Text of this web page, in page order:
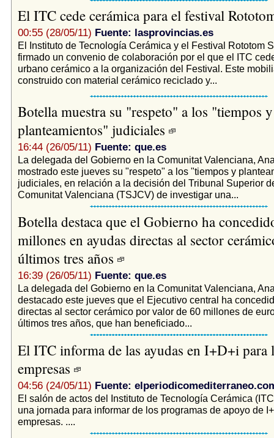
El ITC cede cerámica para el festival
00:55 (28/05/11) Fuente: lasprovincias.es
El Instituto de Tecnología Cerámica y el Festival Rototom
firmado un convenio de colaboración por el que el ITC
urbano cerámico a la organización del Festival. Este
construido con material cerámico reciclado y...
Botella muestra su "respeto" a los "tiempos y
planteamientos" judiciales
16:44 (26/05/11) Fuente: que.es
La delegada del Gobierno en la Comunitat Valenciana,
mostrado este jueves su "respeto" a los "tiempos y
judiciales, en relación a la decisión del Tribunal Superior
Comunitat Valenciana (TSJCV) de investigar una...
Botella destaca que el Gobierno ha
millones en ayudas directas al sector
últimos tres años
16:39 (26/05/11) Fuente: que.es
La delegada del Gobierno en la Comunitat Valenciana,
destacado este jueves que el Ejecutivo central ha
directas al sector cerámico por valor de 60 millones de
últimos tres años, que han beneficiado...
El ITC informa de las ayudas en I+D+i para
empresas
04:56 (24/05/11) Fuente:
El salón de actos del Instituto de Tecnología Cerámica
una jornada para informar de los programas de apoyo de
empresas. ....